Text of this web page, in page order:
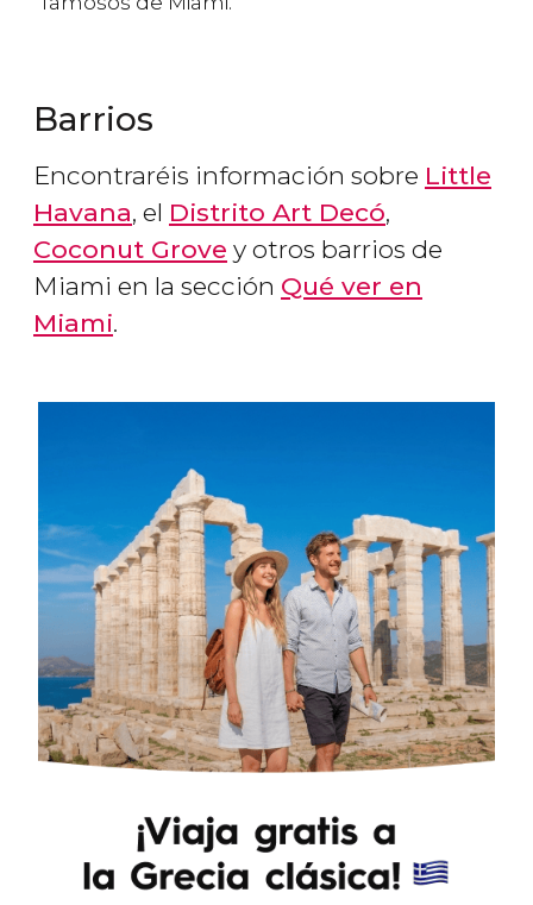
Barrios
Encontraréis información sobre Little
Havana, el Distrito Art Decó,
Coconut Grove y otros barrios de
Miami en la sección Qué ver en
Miami.